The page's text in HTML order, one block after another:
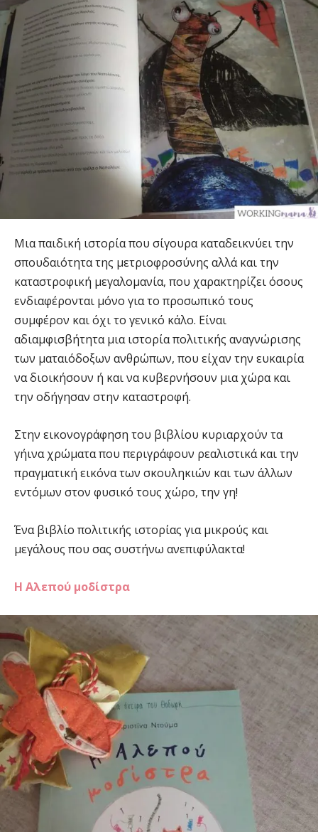
Μια παιδική ιστορία που σίγουρα καταδεικνύει την
σπουδαιότητα της μετριοφροσύνης αλλά και την
καταστροφική μεγαλομανία, που χαρακτηρίζει όσους
ενδιαφέρονται μόνο για το προσωπικό τους
συμφέρον και όχι το γενικό κάλο. Είναι
αδιαμφισβήτητα μια ιστορία πολιτικής αναγνώρισης
των ματαιόδοξων ανθρώπων, που είχαν την ευκαιρία
να διοικήσουν ή και να κυβερνήσουν μια χώρα και
την οδήγησαν στην καταστροφή.
Στην εικονογράφηση του βιβλίου κυριαρχούν τα
γήινα χρώματα που περιγράφουν ρεαλιστικά και την
πραγματική εικόνα των σκουληκιών και των άλλων
εντόμων στον φυσικό τους χώρο, την γη!
Ένα βιβλίο πολιτικής ιστορίας για μικρούς και
μεγάλους που σας συστήνω ανεπιφύλακτα!
Η Αλεπού μοδίστρα